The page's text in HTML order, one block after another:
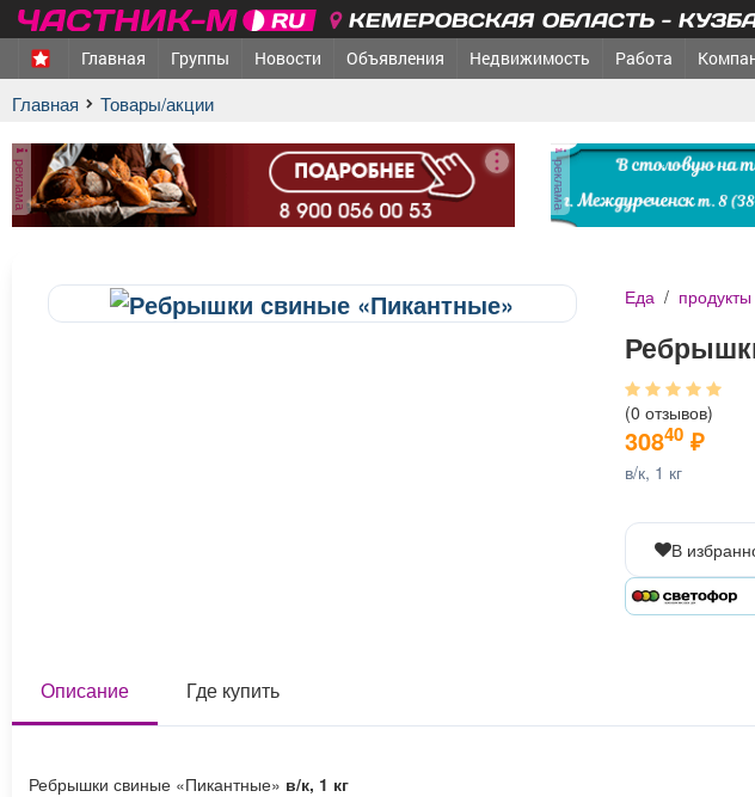
КЕМЕРОВСКАЯ ОБЛАСТЬ -
Главная Группы Новости Объявления Недвижимость Работа
Главная Товары/акции
реклама реклама
Еда /
(0 отзывов)
30840₽
в/к, 1 кг
В
Описание Где купить
Ребрышки свиные «Пикантные» в/к, 1 кг